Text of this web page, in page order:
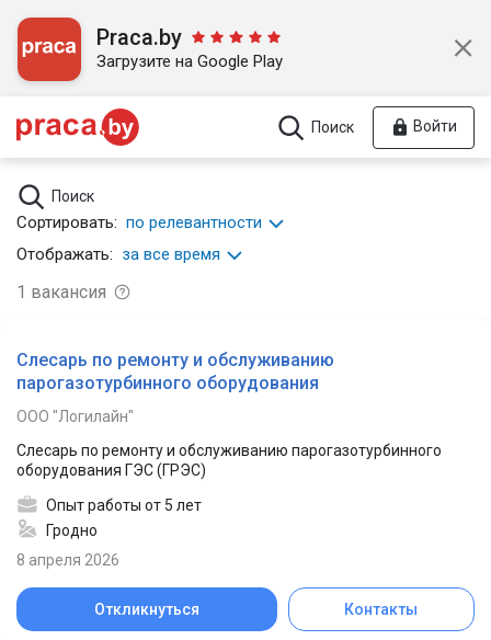
Praca.by
Загрузите на Google Play
Поиск Войти
Поиск
Сортировать: по релевантности
Отображать: за все время
1 вакансия
Слесарь по ремонту и обслуживанию
парогазотурбинного оборудования
ООО "Логилайн"
Слесарь по ремонту и обслуживанию парогазотурбинного
оборудования ГЭС (ГРЭС)
Опыт работы от 5 лет
Гродно
8 апреля 2026
Откликнуться Контакты